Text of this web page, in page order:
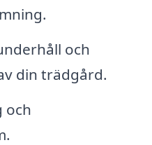
och
din trädgård.
och